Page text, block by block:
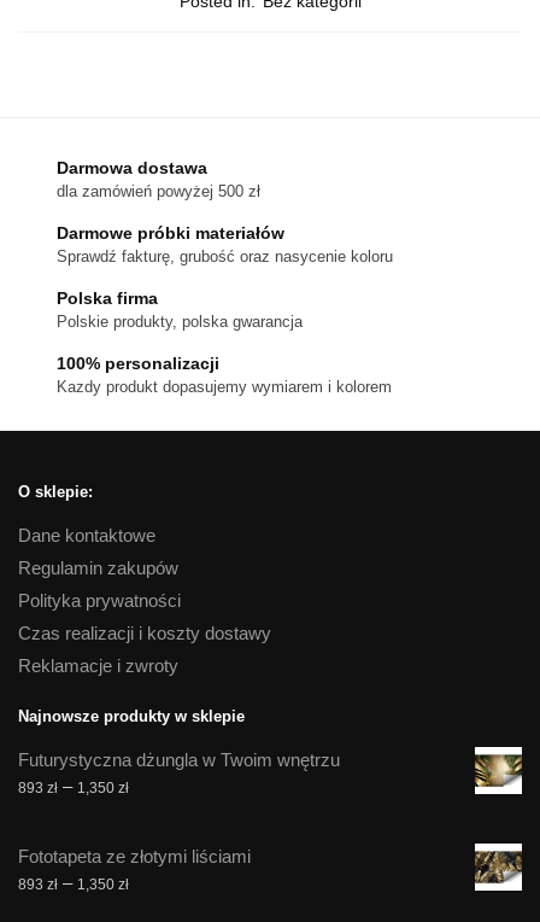
Darmowa dostawa
dla zamówień powyżej 500 zł
Darmowe próbki materiałów
Sprawdź fakturę, grubość oraz nasycenie koloru
Polska firma
Polskie produkty, polska gwarancja
100% personalizacji
Kazdy produkt dopasujemy wymiarem i kolorem
O sklepie:
Dane kontaktowe
Regulamin zakupów
Polityka prywatności
Czas realizacji i koszty dostawy
Reklamacje i zwroty
Najnowsze produkty w sklepie
Futurystyczna dżungla w Twoim wnętrzu
893 zł – 1,350 złZakres
893 zł
do
Fototapeta ze złotymi liściami
893 zł – 1,350 złZakres